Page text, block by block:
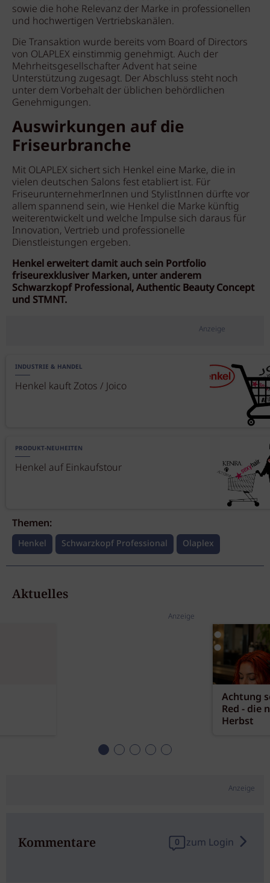
sowie die hohe Relevanz der Marke in professionellen
und hochwertigen Vertriebskanälen.
Die Transaktion wurde bereits vom Board of Directors
von OLAPLEX einstimmig genehmigt. Auch der
Mehrheitsgesellschafter Advent hat seine
Unterstützung zugesagt. Der Abschluss steht noch
unter dem Vorbehalt der üblichen behördlichen
Genehmigungen.
Auswirkungen auf die
Friseurbranche
Mit OLAPLEX sichert sich Henkel eine Marke, die in
vielen deutschen Salons fest etabliert ist. Für
FriseurunternehmerInnen und StylistInnen dürfte vor
allem spannend sein, wie Henkel die Marke künftig
weiterentwickelt und welche Impulse sich daraus für
Innovation, Vertrieb und professionelle
Dienstleistungen ergeben.
Henkel erweitert damit auch sein Portfolio
friseurexklusiver Marken, unter anderem
Schwarzkopf Professional, Authentic Beauty Concept
und STMNT.
Anzeige
INDUSTRIE & HANDEL
Henkel kauft Zotos / Joico
PRODUKT-NEUHEITEN
Henkel auf Einkaufstour
Themen:
Henkel Schwarzkopf Professional Olaplex
Aktuelles
Anzeige
Achtung
Red - die
Herbst
Anzeige
Kommentare 0 zum Login